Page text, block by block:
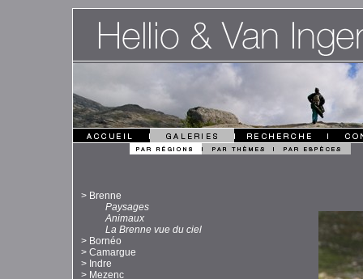
> Brenne
Paysages
Animaux
La Brenne vue du ciel
> Bornéo
> Camargue
> Indre
> Mezenc